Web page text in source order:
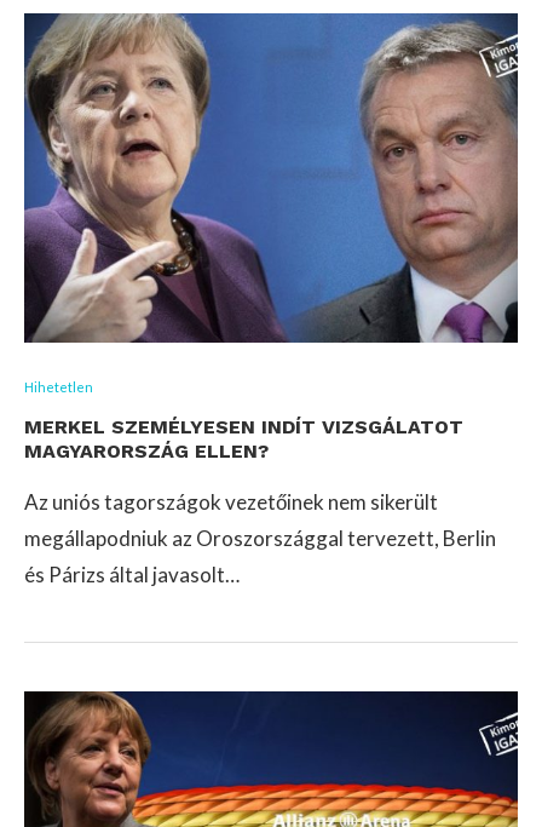
Hihetetlen
MERKEL SZEMÉLYESEN INDÍT VIZSGÁLATOT
MAGYARORSZÁG ELLEN?
Az uniós tagországok vezetőinek nem sikerült
megállapodniuk az Oroszországgal tervezett, Berlin
és Párizs által javasolt…